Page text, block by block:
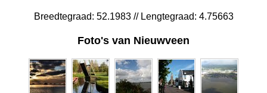
Breedtegraad: 52.1983 // Lengtegraad: 4.75663
Foto's van Nieuwveen